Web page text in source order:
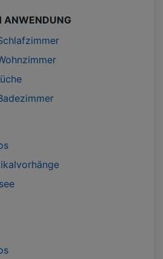
ANWENDUNG